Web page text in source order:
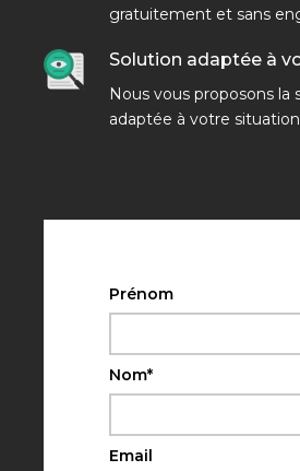
gratuitement et sans
Solution adaptée à
Nous vous proposons la
adaptée à votre situation
Prénom
Nom*
Email